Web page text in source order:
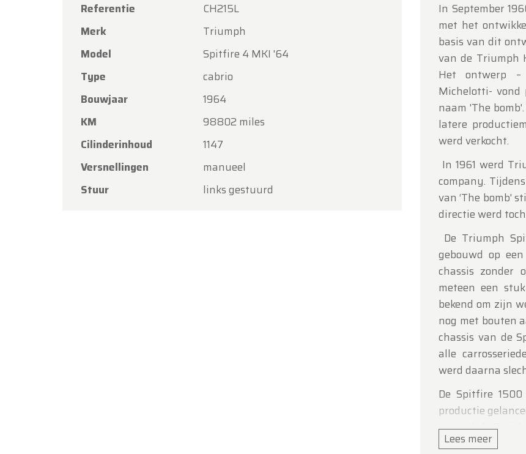
Referentie
CH215L
Merk
Triumph
Model
Spitfire 4 MKI '64
Type
cabrio
Bouwjaar
1964
KM
98802 miles
Cilinderinhoud
1147
Versnellingen
manueel
Stuur
links gestuurd
In September
met het
basis van dit
van de Triumph
Het ontwerp –
Michelotti- vond
naam 'The
latere
werd verkocht.
In 1961 werd
company.
van ‘The bomb'
directie werd
De Triumph
gebouwd op
chassis zonder
meteen een
bekend om zijn
nog met bouten
chassis van de
alle
werd daarna
De Spitfire
productie
een enkele
(V.S.)
Lees meer
Oldtimerfarm
Beste klanten,
gesloten zijn op zaterdag 15 augustus
Onze showroom is
gewoon geopend van maandag 10
volgens de normale openingsuren.
Maandag 17 augustus
enkel open op afspraak.
Bedankt voor uw begrip en graag tot binnenkort!